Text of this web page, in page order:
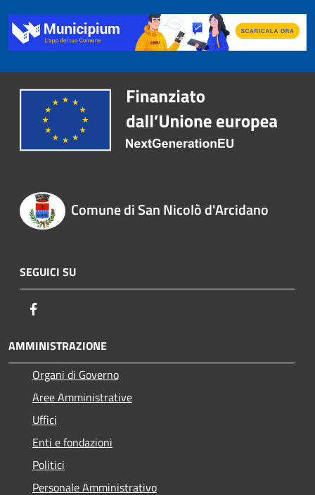
Comune di San Nicolò d'Arcidano
SEGUICI SU
AMMINISTRAZIONE
Organi di Governo
Aree Amministrative
Uffici
Enti e fondazioni
Politici
Personale Amministrativo